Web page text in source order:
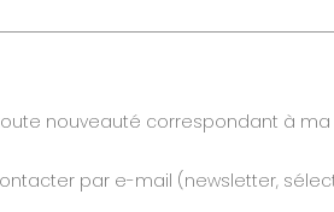
nouveauté correspondant à
par e-mail (newsletter,